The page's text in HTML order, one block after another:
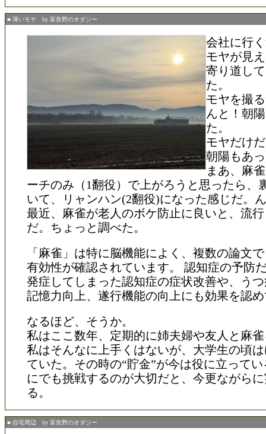
■ 薄いモヤ by 富良野のオダジー
会社に行
モヤが見
寄り道し
た。
モヤを撮
んと！朝
た。
モヤだけ
朝陽もあ
まあ、麻
ーチのみ（1翻役）で上がろうと思ったら、
いて、リャンハン(2翻役)になった感じだ。
最近、麻雀が老人のボケ防止に良いと、流
だ。ちょっと調べた。
「麻雀」は特に脳機能によく、複数の論文
有効性が確認されています。 認知症の予防
発症してしまった認知症の症状改善や、う
記憶力向上、遂行機能の向上にも効果を認
なるほど、そうか。
私はここ数年、定期的に姉夫婦や友人と麻
私はそんなに上手くはないが、大学生の頃
ていた。その時の“貯金”が今は役に立って
にでも挑戦するのが大切だと、今更ながら
る。
■ 自宅周辺 by 富良野のオダジー